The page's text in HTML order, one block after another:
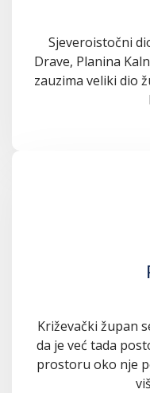
Sjeveroistočni
Drave, Planina
zauzima veliki dio
Križevački župan
da je već tada
prostoru oko nje